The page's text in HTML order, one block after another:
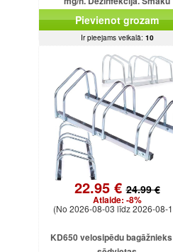
likvidēšana. Ozonizators
birojam.
Pievienot grozam
Ir pieejams veikalā: 10
22.95 €24.99 €
Atlaide: -8%
(No 2026-08-03 līdz 2026-08-
KD650 velosipēdu